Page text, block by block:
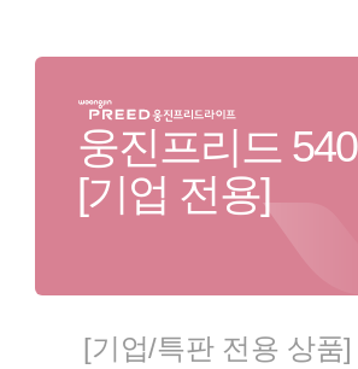
웅진프리드 540
[기업 전용]
[기업/특판 전용 상품]